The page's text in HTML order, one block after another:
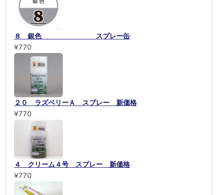
８ 銀色 スプレー缶
¥770
２０ ラズベリーＡ スプレー 新価格
¥770
４ クリーム４号 スプレー 新価格
¥770